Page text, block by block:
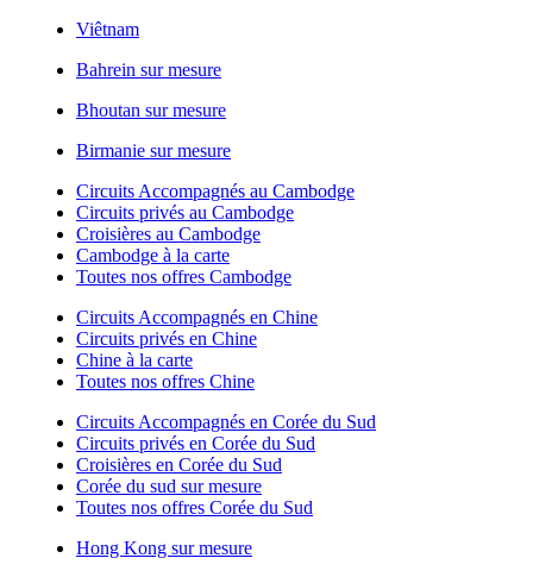
Viêtnam
Bahrein sur mesure
Bhoutan sur mesure
Birmanie sur mesure
Circuits Accompagnés au Cambodge
Circuits privés au Cambodge
Croisières au Cambodge
Cambodge à la carte
Toutes nos offres Cambodge
Circuits Accompagnés en Chine
Circuits privés en Chine
Chine à la carte
Toutes nos offres Chine
Circuits Accompagnés en Corée du Sud
Circuits privés en Corée du Sud
Croisières en Corée du Sud
Corée du sud sur mesure
Toutes nos offres Corée du Sud
Hong Kong sur mesure